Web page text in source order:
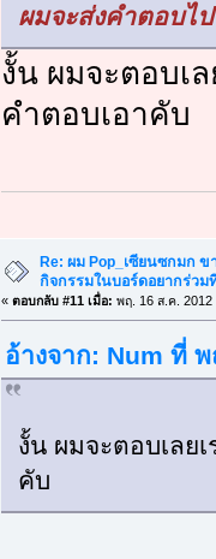
ผมจะส่งคำตอบไ
งั้น ผมจะตอบเ
คำตอบเอาคับ
Re: ผม Pop_เซียนซกมก
กิจกรรมในบอร์ดอยากร่ว
« ตอบกลับ #11 เมื่อ: พฤ. 16 ส.ค. 2012
อ้างจาก: Num ที่
งั้น ผมจะตอบเลย
คับ